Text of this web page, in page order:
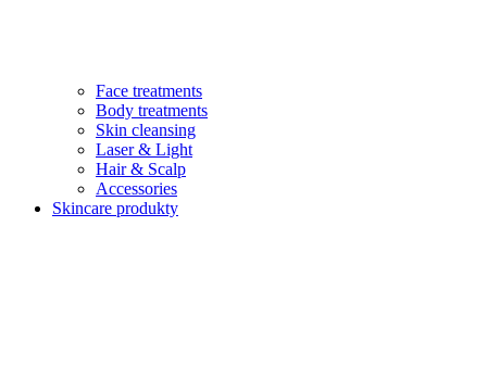
Face treatments
Body treatments
Skin cleansing
Laser & Light
Hair & Scalp
Accessories
Skincare produkty